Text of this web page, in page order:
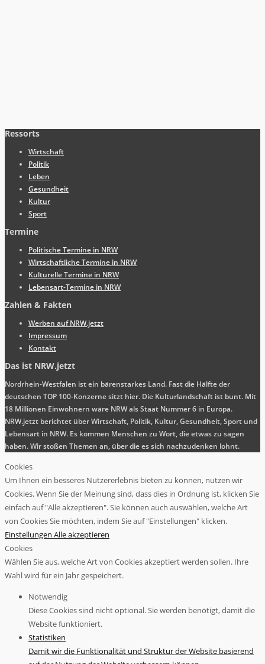
Ressorts
Wirtschaft
Politik
Leben
Gesundheit
Kultur
Sport
Termine
Politische Termine in NRW
Wirtschaftliche Termine in NRW
Kulturelle Termine in NRW
Lebensart-Termine in NRW
Zahlen & Fakten
Werben auf NRW.jetzt
Impressum
Kontakt
Das ist NRW.jetzt
Nordrhein-Westfalen ist ein bärenstarkes Land. Fast die Hälfte der
deutschen TOP 100-Konzerne sitzt hier. Die Kulturlandschaft ist bunt. Mit
18 Millionen Einwohnern wäre NRW als Staat Nummer 6 in Europa.
NRW.jetzt berichtet über Wirtschaft, Politik, Kultur, Gesundheit, Sport und
Lebensart in NRW. Es kommen Menschen zu Wort, die etwas zu sagen
haben. Wir stoßen Themen an, über die es sich nachzudenken lohnt.
Cookies
Um Ihnen ein besseres Nutzererlebnis bieten zu können, nutzen wir
Cookies. Wenn Sie der Meinung sind, dass dies in Ordnung ist, klicken Sie
einfach auf "Alle akzeptieren". Sie können auch auswählen, welche Art
von Cookies Sie möchten, indem Sie auf "Einstellungen" klicken.
Einstellungen Alle akzeptieren
Cookies
Wählen Sie aus, welche Art von Cookies akzeptiert werden sollen. Ihre
Wahl wird für ein Jahr gespeichert.
Notwendig
Diese Cookies sind nicht optional. Sie werden benötigt, damit die
Website funktioniert.
Statistiken
Damit wir die Funktionalität und Struktur der Website basierend